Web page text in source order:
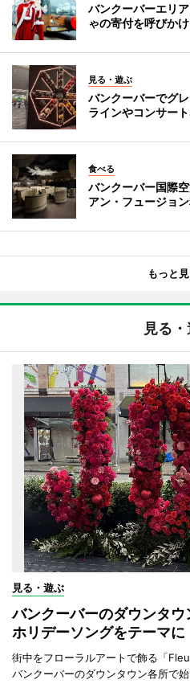
バンクーバーエリ
ゃの寄付を呼びかけ
見る・遊ぶ
バンクーバーでグ
ラインやコンサー
食べる
バンクーバー国際
アン・フュージョ
もっと
見る
見る・遊ぶ
バンクーバーのダウンタ
ホリデーソングをテーマに
街中をフローラルアートで飾る「
バンクーバーのダウンタウン各所で始